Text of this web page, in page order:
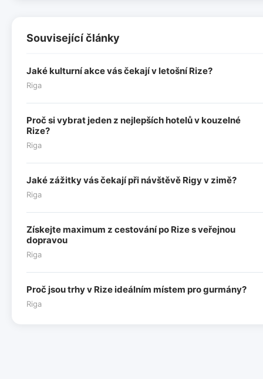
Související články
Jaké kulturní akce vás čekají v letošní Rize?
Riga
Proč si vybrat jeden z nejlepších hotelů v kouzelné
Rize?
Riga
Jaké zážitky vás čekají při návštěvě Rigy v zimě?
Riga
Získejte maximum z cestování po Rize s veřejnou
dopravou
Riga
Proč jsou trhy v Rize ideálním místem pro gurmány?
Riga